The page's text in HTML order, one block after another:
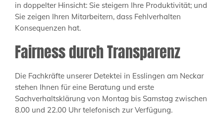
in doppelter Hinsicht: Sie steigern Ihre Produktivität; und
Sie zeigen Ihren Mitarbeitern, dass Fehlverhalten
Konsequenzen hat.
Fairness durch Transparenz
Die Fachkräfte unserer Detektei in Esslingen am Neckar
stehen Ihnen für eine Beratung und erste
Sachverhaltsklärung von Montag bis Samstag zwischen
8.00 und 22.00 Uhr telefonisch zur Verfügung.